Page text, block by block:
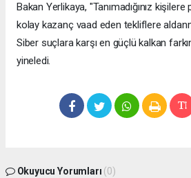
Bakan Yerlikaya, "Tanımadığınız
kolay kazanç vaad eden tekliflere
Siber suçlara karşı en güçlü kalkan
yineledi.
Okuyucu Yorumları (0)